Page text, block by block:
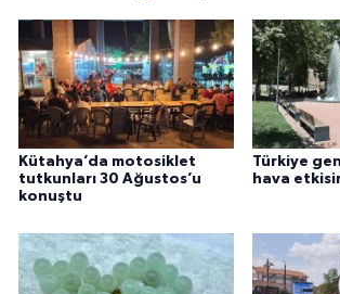
Kütahya’da motosiklet
tutkunları 30 Ağustos’u
konuştu
Türkiye
hava